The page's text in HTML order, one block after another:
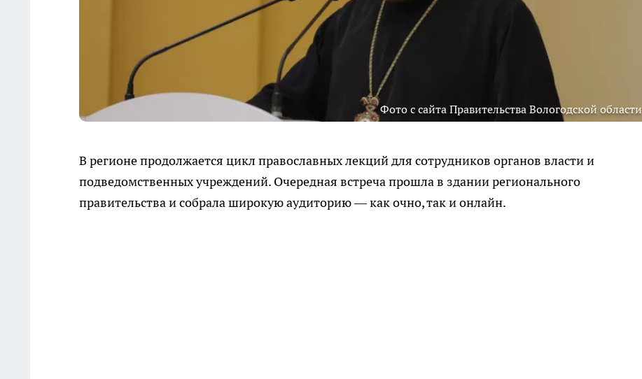
Фото с сайта Правительства Вологодской области
В регионе продолжается цикл православных лекций для сотрудников органов власти и
подведомственных учреждений. Очередная встреча прошла в здании регионального
правительства и собрала широкую аудиторию — как очно, так и онлайн.